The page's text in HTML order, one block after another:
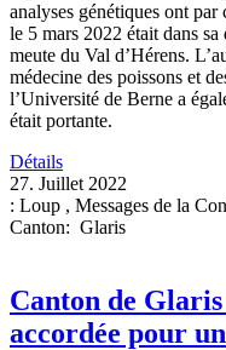
analyses génétiques ont
le 5 mars 2022 était dans
meute du Val d’Hérens.
médecine des poissons et
l’Université de Berne a
était portante.
Détails
27. Juillet 2022
: Loup , Messages de la
Canton: Glaris
Canton de
accordée pour